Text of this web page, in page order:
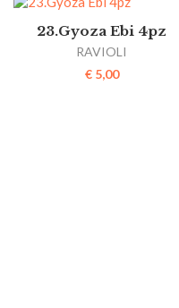
23.Gyoza Ebi 4pz
RAVIOLI
€5,00